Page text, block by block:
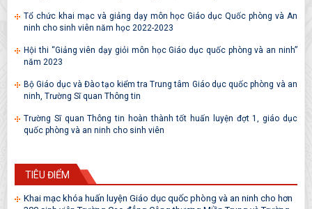
Tổ chức khai mạc và giảng dạy môn học Giáo dục Quốc phòng và An
ninh cho sinh viên năm học 2022-2023
Hội thi “Giảng viên dạy giỏi môn học Giáo dục quốc phòng và an ninh”
năm 2023
Bộ Giáo dục và Đào tạo kiểm tra Trung tâm Giáo dục quốc phòng và an
ninh, Trường Sĩ quan Thông tin
Trường Sĩ quan Thông tin hoàn thành tốt huấn luyện đợt 1, giáo dục
quốc phòng và an ninh cho sinh viên
TIÊU ĐIỂM
Khai mạc khóa huấn luyện Giáo dục quốc phòng và an ninh cho hơn